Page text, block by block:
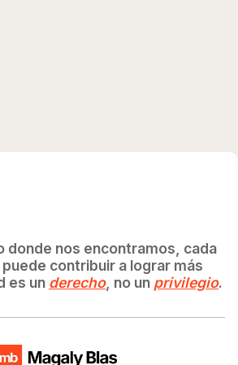
donde nos encontramos, cada
contribuir a lograr más
es un derecho, no un privilegio.